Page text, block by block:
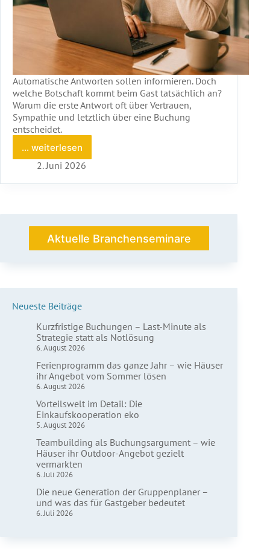
Automatische Antworten sollen informieren. Doch
welche Botschaft kommt beim Gast tatsächlich an?
Warum die erste Antwort oft über Vertrauen,
Sympathie und letztlich über eine Buchung
entscheidet.
... weiterlesen
Warum
die
Antwort
Buchung
entscheidet
2. Juni 2026
Aktuelle Branchenseminare
Neueste Beiträge
Kurzfristige Buchungen – Last-Minute als
Strategie statt als Notlösung
6. August 2026
Ferienprogramm das ganze Jahr – wie Häuser
ihr Angebot vom Sommer lösen
6. August 2026
Vorteilswelt im Detail: Die
Einkaufskooperation eko
5. August 2026
Teambuilding als Buchungsargument – wie
Häuser ihr Outdoor-Angebot gezielt
vermarkten
6. Juli 2026
Die neue Generation der Gruppenplaner –
und was das für Gastgeber bedeutet
6. Juli 2026